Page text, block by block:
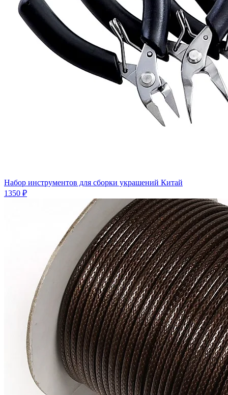
Набор инструментов для сборки украшений Китай
1350 ₽